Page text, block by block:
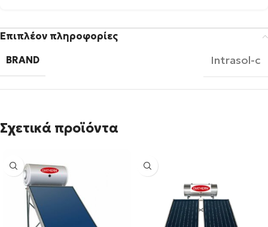
Επιπλέον πληροφορίες
BRAND
Intrasol-c
Σχετικά προϊόντα